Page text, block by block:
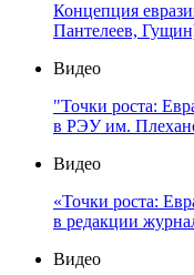
Концепция
Пантелеев,
Видео
"Точки роста:
в РЭУ им.
Видео
«Точки роста:
в редакции
Видео